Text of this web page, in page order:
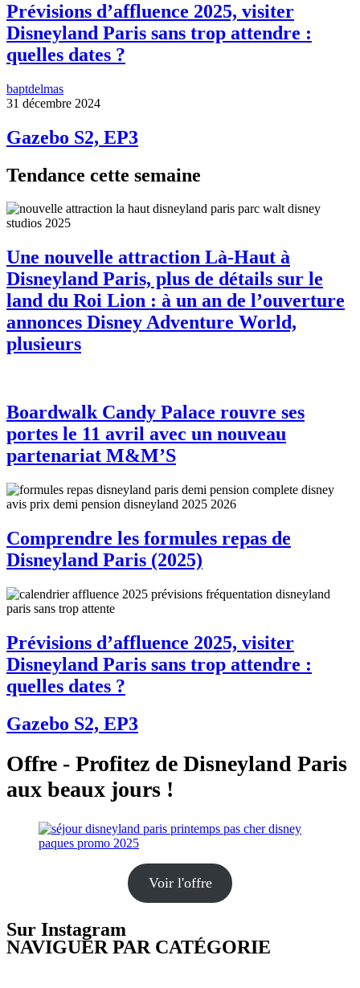
Prévisions d’affluence 2025, visiter
Disneyland Paris sans trop attendre :
quelles dates ?
baptdelmas
31 décembre 2024
Gazebo S2, EP3
Tendance cette semaine
Une nouvelle attraction Là-Haut à
Disneyland Paris, plus de détails sur le
land du Roi Lion : à un an de l’ouverture
annonces Disney Adventure World,
plusieurs
Boardwalk Candy Palace rouvre ses
portes le 11 avril avec un nouveau
partenariat M&M’S
Comprendre les formules repas de
Disneyland Paris (2025)
Prévisions d’affluence 2025, visiter
Disneyland Paris sans trop attendre :
quelles dates ?
Gazebo S2, EP3
Offre - Profitez de Disneyland Paris
aux beaux jours !
Voir l'offre
Sur Instagram
NAVIGUER PAR CATÉGORIE